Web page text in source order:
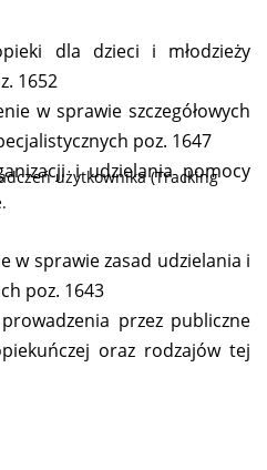
dla dzieci i młodzieży
1652
w sprawie szczegółowych
poz. 1647
i udzielania pomocy
w sprawie zasad udzielania i
poz. 1643
przez publiczne
oraz rodzajów tej
użytkownika (Tracking